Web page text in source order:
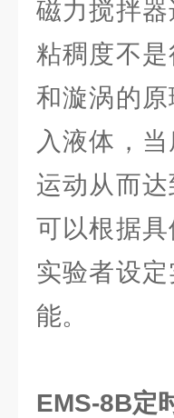
磁力搅拌
粘稠度不
和漩涡的
入液体，
运动从而
可以根据
实验者设
能。
EMS-8B定